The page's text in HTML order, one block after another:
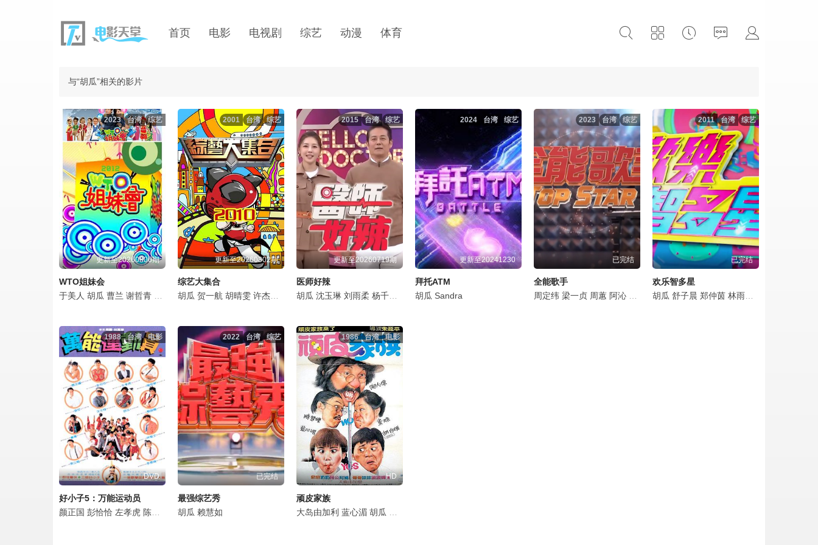
首页 电影 电视剧 综艺 动漫 体育
与“胡瓜”相关的影片
综艺
台湾
2023
更新至20260806期
WTO姐妹会
于美人 胡瓜 曹兰 谢哲青 高伊玲 钟欣愉
综艺
台湾
2001
更新至20260802期
综艺大集合
胡瓜 贺一航 胡晴雯 许杰辉 杨思敏 谢炘昊 陈秉立 董至成 黄瑜娴 谢忻
综艺
台湾
2015
更新至20260719期
医师好辣
胡瓜 沈玉琳 刘雨柔 杨千霈 王俐人 何妤玟 殷琦
综艺
台湾
2024
更新至20241230
拜托ATM
胡瓜 Sandra
综艺
台湾
2023
已完结
全能歌手
周定纬 梁一贞 周蕙 阿沁 薛忠铭 胡瓜
综艺
台湾
2011
已完结
欢乐智多星
胡瓜 舒子晨 郑仲茵 林雨宣
电影
台湾
1988
DVD
好小子5：万能运动员
颜正国 彭恰恰 左孝虎 陈崇荣 胡瓜 倪敏然 林光进 林偕文
综艺
台湾
2022
已完结
最强综艺秀
胡瓜 赖慧如
电影
台湾
1986
HD
顽皮家族
大岛由加利 蓝心湄 胡瓜